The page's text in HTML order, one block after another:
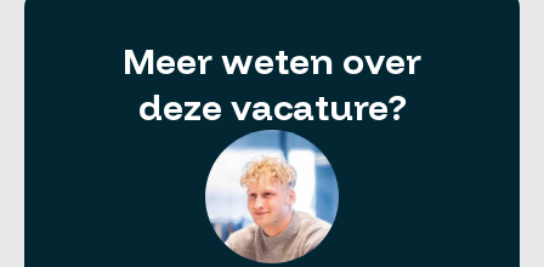
Meer weten over
deze vacature?